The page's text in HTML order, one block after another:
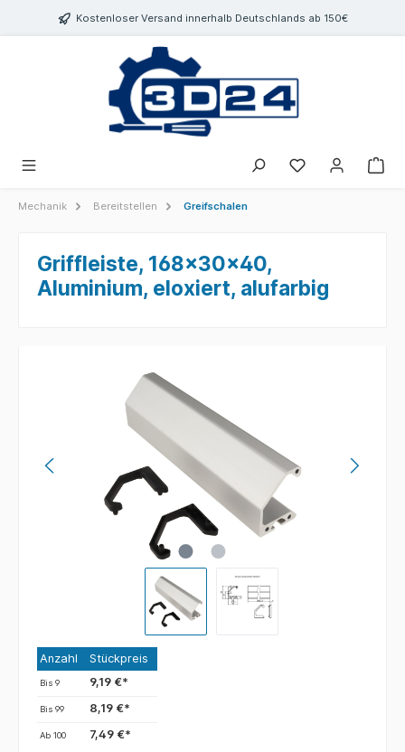
springenKostenloser Versand innerhalb Deutschlands ab 150€
Mechanik Bereitstellen Greifschalen
Griffleiste, 168x30x40,
Aluminium, eloxiert, alufarbig
Anzahl Stückpreis
Bis9 9,19 €*
Bis99 8,19 €*
Ab100 7,49 €*